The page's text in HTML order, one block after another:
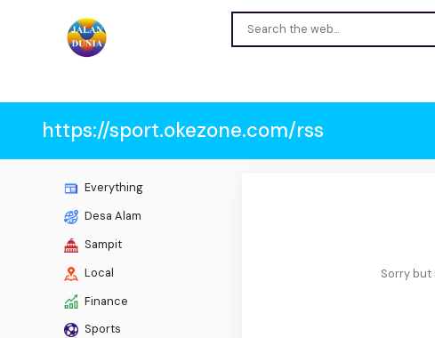
https://sport.okezone.com/rss
Everything
Desa Alam
Sampit
Local
Finance
Sports
Sorry but